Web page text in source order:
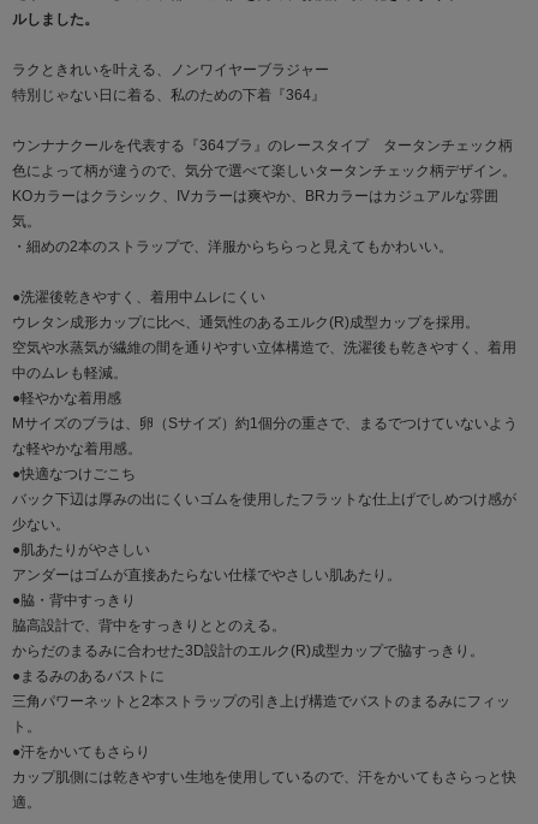
ルしました。
ラクときれいを叶える、ノンワイヤーブラジャー
特別じゃない日に着る、私のための下着『364』
ウンナナクールを代表する『364ブラ』のレースタイプ タータンチェック柄
色によって柄が違うので、気分で選べて楽しいタータンチェック柄デザイン。
KOカラーはクラシック、IVカラーは爽やか、BRカラーはカジュアルな雰囲
気。
・細めの2本のストラップで、洋服からちらっと見えてもかわいい。
●洗濯後乾きやすく、着用中ムレにくい
ウレタン成形カップに比べ、通気性のあるエルク(R)成型カップを採用。
空気や水蒸気が繊維の間を通りやすい立体構造で、洗濯後も乾きやすく、着用
中のムレも軽減。
●軽やかな着用感
Mサイズのブラは、卵（Sサイズ）約1個分の重さで、まるでつけていないよう
な軽やかな着用感。
●快適なつけごこち
バック下辺は厚みの出にくいゴムを使用したフラットな仕上げでしめつけ感が
少ない。
●肌あたりがやさしい
アンダーはゴムが直接あたらない仕様でやさしい肌あたり。
●脇・背中すっきり
脇高設計で、背中をすっきりととのえる。
からだのまるみに合わせた3D設計のエルク(R)成型カップで脇すっきり。
●まるみのあるバストに
三角パワーネットと2本ストラップの引き上げ構造でバストのまるみにフィッ
ト。
●汗をかいてもさらり
カップ肌側には乾きやすい生地を使用しているので、汗をかいてもさらっと快
適。